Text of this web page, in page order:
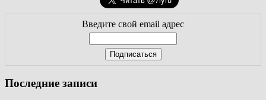
Введите свой email адрес
Последние записи